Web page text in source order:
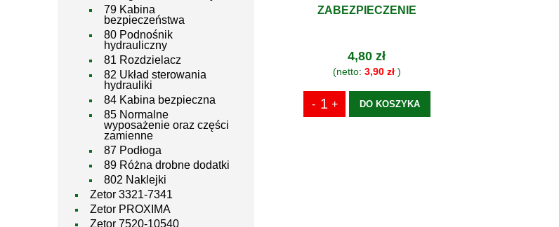
79 Kabina
bezpieczeństwa
80 Podnośnik
hydrauliczny
81 Rozdzielacz
82 Układ sterowania
hydrauliki
84 Kabina bezpieczna
85 Normalne
wyposażenie oraz części
zamienne
87 Podłoga
89 Różna drobne dodatki
802 Naklejki
Zetor 3321-7341
Zetor PROXIMA
Zetor 7520-10540
ZABEZPIECZENIE
4,80 zł
(netto: 3,90 zł)
DO KOSZYKA